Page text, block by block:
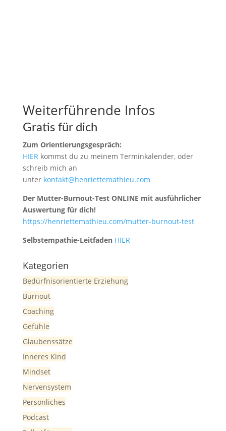
Weiterführende Infos
Gratis für dich
Zum Orientierungsgespräch:
HIER kommst du zu meinem Terminkalender, oder
schreib mich an
unter kontakt@henriettemathieu.com
Der Mutter-Burnout-Test ONLINE mit ausführlicher
Auswertung für dich!
https://henriettemathieu.com/mutter-burnout-test
Selbstempathie-Leitfaden HIER
Kategorien
Bedürfnisorientierte Erziehung
Burnout
Coaching
Gefühle
Glaubenssätze
Inneres Kind
Mindset
Nervensystem
Persönliches
Podcast